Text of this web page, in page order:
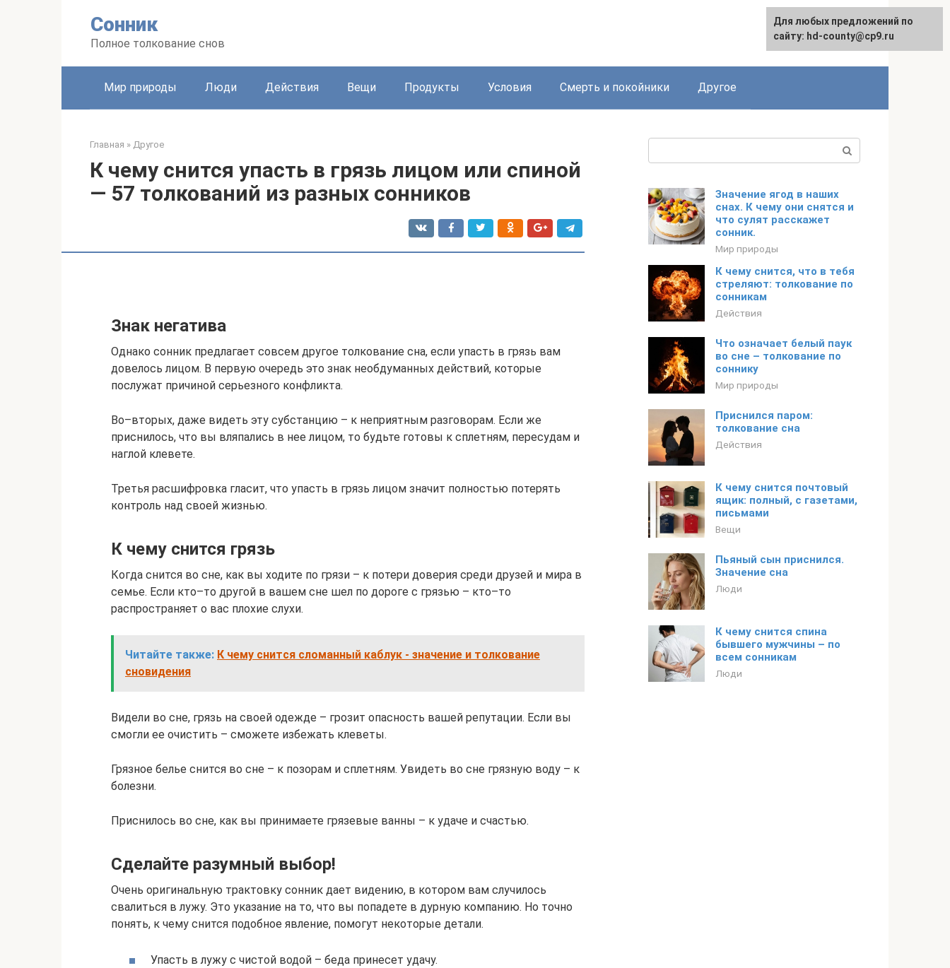
Сонник
Полное толкование снов
Мир природы Люди Действия Вещи Продукты Условия Смерть и покойники Другое
Главная » Другое
К чему снится упасть в грязь лицом или спиной
— 57 толкований из разных сонников
Знак негатива
Однако сонник предлагает совсем другое толкование сна, если упасть в грязь вам
довелось лицом. В первую очередь это знак необдуманных действий, которые
послужат причиной серьезного конфликта.
Во–вторых, даже видеть эту субстанцию – к неприятным разговорам. Если же
приснилось, что вы вляпались в нее лицом, то будьте готовы к сплетням, пересудам и
наглой клевете.
Третья расшифровка гласит, что упасть в грязь лицом значит полностью потерять
контроль над своей жизнью.
К чему снится грязь
Когда снится во сне, как вы ходите по грязи – к потери доверия среди друзей и мира в
семье. Если кто–то другой в вашем сне шел по дороге с грязью – кто–то
распространяет о вас плохие слухи.
Читайте также: К чему снится сломанный каблук - значение и толкование
сновидения
Видели во сне, грязь на своей одежде – грозит опасность вашей репутации. Если вы
смогли ее очистить – сможете избежать клеветы.
Грязное белье снится во сне – к позорам и сплетням. Увидеть во сне грязную воду – к
болезни.
Приснилось во сне, как вы принимаете грязевые ванны – к удаче и счастью.
Сделайте разумный выбор!
Очень оригинальную трактовку сонник дает видению, в котором вам случилось
свалиться в лужу. Это указание на то, что вы попадете в дурную компанию. Но точно
понять, к чему снится подобное явление, помогут некоторые детали.
Упасть в лужу с чистой водой – беда принесет удачу.
Значение ягод в наших
снах. К чему они снятся и
что сулят расскажет
сонник.
Мир природы
К чему снится, что в тебя
стреляют: толкование по
сонникам
Действия
Что означает белый паук
во сне – толкование по
соннику
Мир природы
Приснился паром:
толкование сна
Действия
К чему снится почтовый
ящик: полный, с газетами,
письмами
Вещи
Пьяный сын приснился.
Значение сна
Люди
К чему снится спина
бывшего мужчины – по
всем сонникам
Люди
Для любых предложений по
сайту: hd-county@cp9.ru